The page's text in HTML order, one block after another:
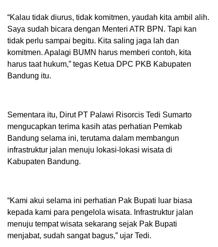
“Kalau tidak diurus, tidak komitmen, yaudah kita ambil alih.
Saya sudah bicara dengan Menteri ATR BPN. Tapi kan
tidak perlu sampai begitu. Kita saling jaga lah dan
komitmen. Apalagi BUMN harus memberi contoh, kita
harus taat hukum,” tegas Ketua DPC PKB Kabupaten
Bandung itu.
Sementara itu, Dirut PT Palawi Risorcis Tedi Sumarto
mengucapkan terima kasih atas perhatian Pemkab
Bandung selama ini, terutama dalam membangun
infrastruktur jalan menuju lokasi-lokasi wisata di
Kabupaten Bandung.
“Kami akui selama ini perhatian Pak Bupati luar biasa
kepada kami para pengelola wisata. Infrastruktur jalan
menuju tempat wisata sekarang sejak Pak Bupati
menjabat, sudah sangat bagus,” ujar Tedi.